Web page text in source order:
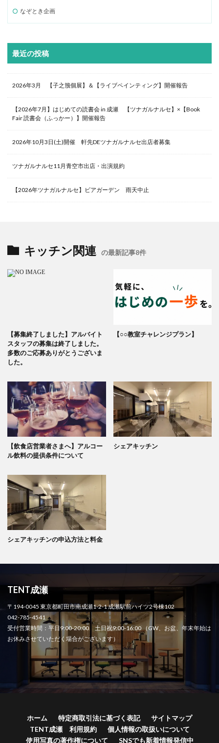
なぞとき企画
最近の投稿
2026年3月 【子之籏個展】＆【ライブペインティング】開催報告
【2026年7月】はじめての読書会 in 成瀬 【ツナガルナルセ】×【Book
Fair 読書会（ふっかー）】開催報告
2026年10月3日(土)開催 軒先DEツナガルナルセ出店者募集
ツナガルナルセ11月青空市出店・出演規約
【2026年ツナガルナルセ】ビアガーデン 雨天中止
キッチン関連 の最新記事8件
【募集終了しました】アルバイト
スタッフの募集は終了しました。
多数のご応募ありがとうございま
した。
【○○教室チャレンジプラン】
【飲食店営業者さまへ】アルコー
ル飲料の提供条件について
シェアキッチン
シェアキッチンの申込方法と料金
TENT成瀬
〒194-0045 東京都町田市南成瀬1-2-1 成瀬駅前ハイツ2号棟102
042-785-4541
受付営業時間：平日9:00-20:00 土日祝9:00-16:00 （GW、お盆、年末年始は
お休みさせていただく場合がございます）
ホーム 特定商取引法に基づく表記
サイトマップ
TENT成瀬 利用規約
個人情報の取扱いについて
使用写真の著作権について
SNSでも新着情報発信中